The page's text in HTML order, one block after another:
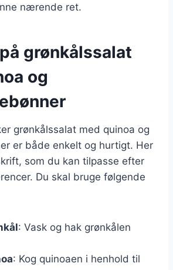
nærende ret.
grønkålssalat
og
grønkålssalat med quinoa og
er både enkelt og hurtigt. Her
som du kan tilpasse efter
Du skal bruge følgende
: Vask og hak grønkålen
: Kog quinoaen i henhold til